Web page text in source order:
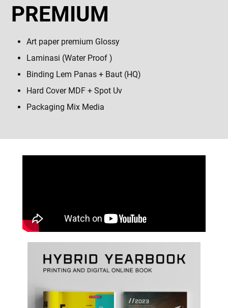
PREMIUM
Art paper premium Glossy
Laminasi (Water Proof )
Binding Lem Panas + Baut (HQ)
Hard Cover MDF + Spot Uv
Packaging Mix Media